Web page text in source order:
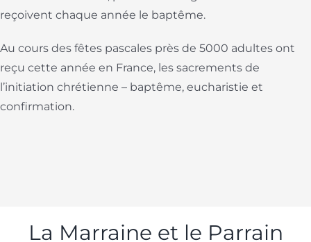
reçoivent chaque année le baptême.
Au cours des fêtes pascales près de 5000 adultes ont
reçu cette année en France, les sacrements de
l’initiation chrétienne – baptême, eucharistie et
confirmation.
La Marraine et le Parrain